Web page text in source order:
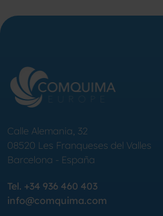
Calle Alemania, 32
08520 Les Franqueses del Valles
Barcelona - España
Tel. +34 936 460 403
info@comquima.com